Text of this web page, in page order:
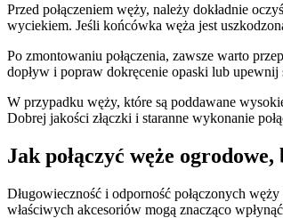
Przed połączeniem węży, należy dokładnie
wyciekiem. Jeśli końcówka węża jest
Po zmontowaniu połączenia, zawsze warto
dopływ i popraw dokręcenie opaski lub upewnij
W przypadku węży, które są poddawane
Dobrej jakości złączki i staranne wykonanie
Jak połączyć węże
Długowieczność i odporność połączonych
właściwych akcesoriów mogą znacząco